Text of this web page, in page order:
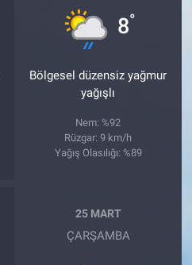
8°
Bölgesel düzensiz yağmur
yağışlı
Nem: %92
Rüzgar: 9 km/h
Yağış Olasılığı: %89
25 MART
ÇARŞAMBA